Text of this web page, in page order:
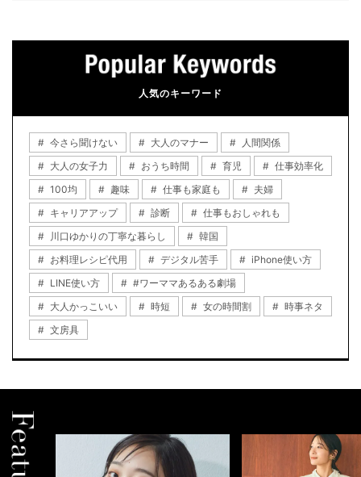
人気のキーワード
今さら聞けない 大人のマナー
人間関係
大人の女子力
おうち時間 育児
仕事効率化
100均
趣味 仕事も家庭も
夫婦
キャリアアップ
診断
仕事もおしゃれも
川口ゆかりの丁寧な暮らし
韓国
お料理レシピ代用
デジタル苦手
iPhone使い方
LINE使い方
#ワーママあるある劇場
大人かっこいい
時短 女の時間割
時事ネタ
文房具